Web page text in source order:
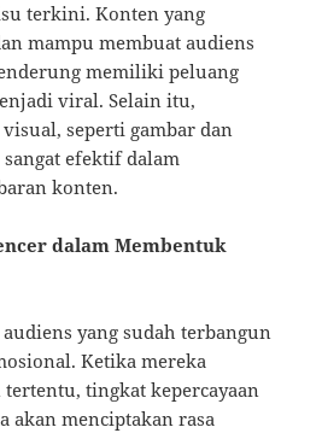
terkini. Konten yang
mampu membuat audiens
memiliki peluang
viral. Selain itu,
seperti gambar dan
efektif dalam
konten.
dalam Membentuk
yang sudah terbangun
Ketika mereka
tingkat kepercayaan
akan menciptakan rasa